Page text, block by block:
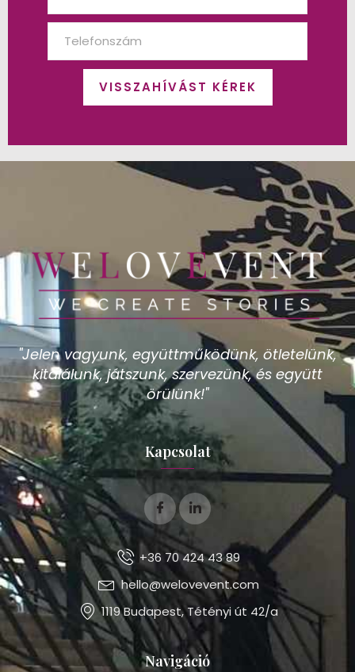
VISSZAHÍVÁST KÉREK
"Jelen vagyunk, együttműködünk, ötletelünk,
kitalálunk, játszunk, szervezünk, és együtt
örülünk!"
Kapcsolat
+36 70 424 43 89
hello@welovevent.com
1119 Budapest, Tétényi út 42/a
Navigáció